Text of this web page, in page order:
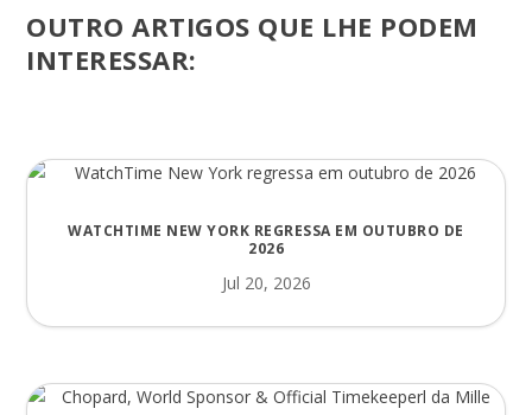
OUTRO ARTIGOS QUE LHE PODEM
INTERESSAR:
WATCHTIME NEW YORK REGRESSA EM OUTUBRO DE
2026
Jul 20, 2026